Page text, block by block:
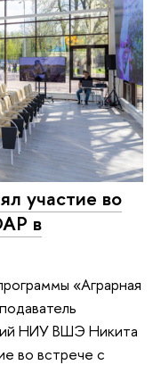
участие во
в
«Аграрная
НИУ ВШЭ Никита
во встрече с